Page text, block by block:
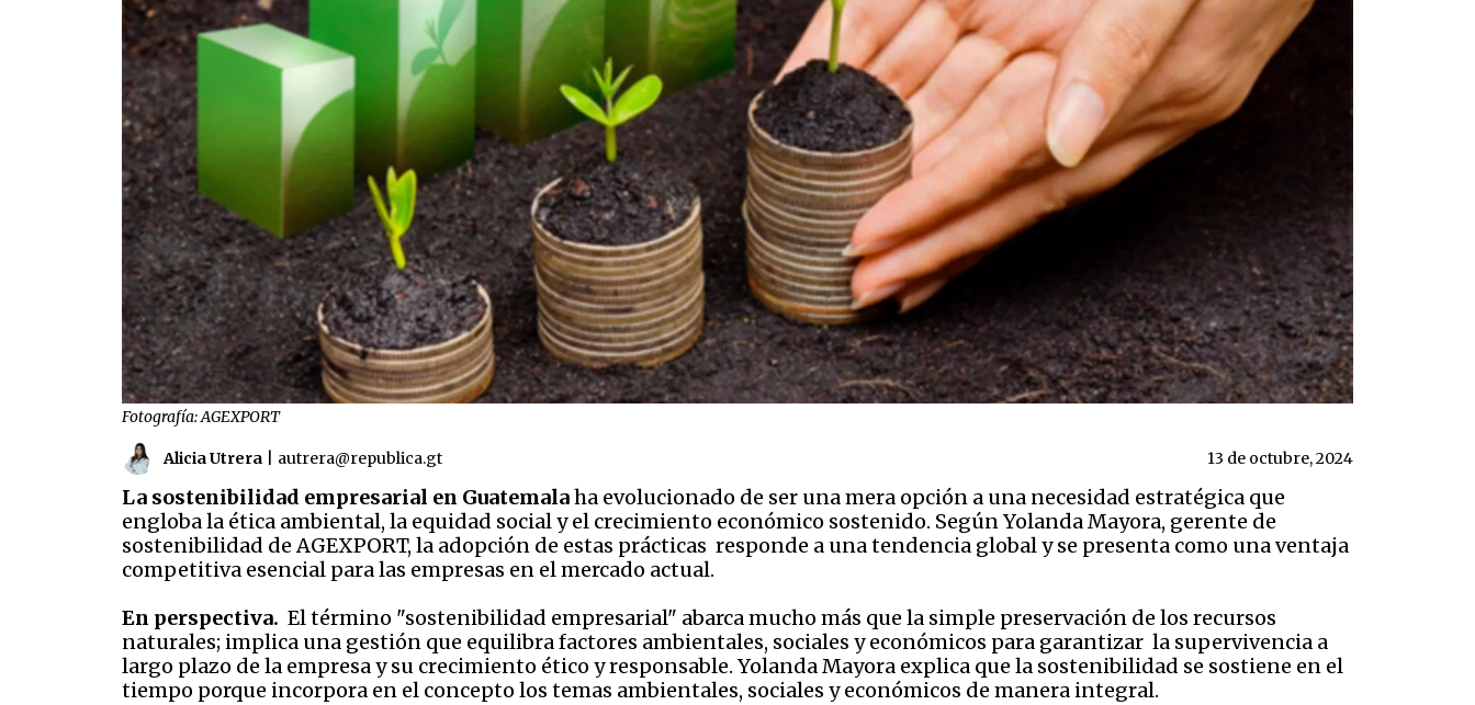
Fotografía: AGEXPORT
Alicia Utrera autrera@republica.gt 13 de octubre, 2024
La sostenibilidad empresarial en Guatemalaha evolucionado de ser una mera opción a una necesidad estratégica que
engloba la ética ambiental, la equidad social y el crecimiento económico sostenido. Según Yolanda Mayora, gerente de
sostenibilidad de AGEXPORT, la adopción de estas prácticas responde a una tendencia global y se presenta como una ventaja
competitiva esencial para las empresas en el mercado actual.
En perspectiva. El término "sostenibilidad empresarial" abarca mucho más que la simple preservación de los recursos
naturales; implica una gestión que equilibra factores ambientales, sociales y económicos para garantizar la supervivencia a
largo plazo de la empresa y su crecimiento ético y responsable. Yolanda Mayora explica que la sostenibilidad se sostiene en el
tiempo porque incorpora en el concepto los temas ambientales, sociales y económicos de manera integral.